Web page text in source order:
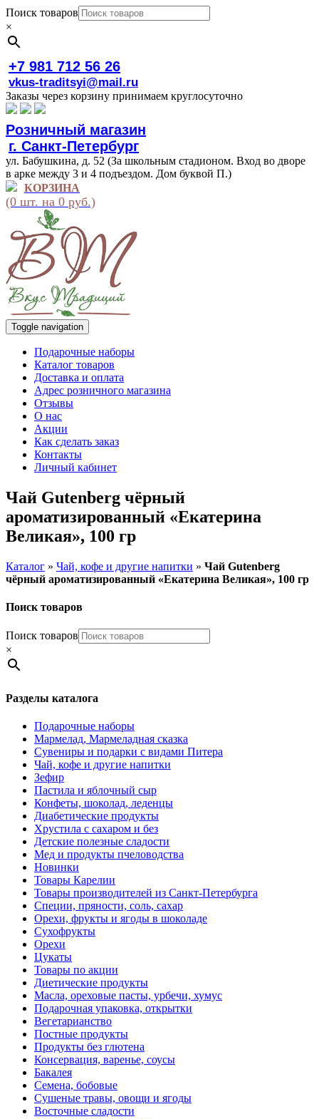
Поиск товаров
×
+7 981 712 56 26
vkus-traditsyi@mail.ru
Заказы через корзину принимаем круглосуточно
Розничный магазин
г. Санкт-Петербург
ул. Бабушкина, д. 52 (За школьным стадионом. Вход во дворе
в арке между 3 и 4 подъездом. Дом буквой П.)
КОРЗИНА
(0 шт. на 0 руб.)
Toggle navigation
Подарочные наборы
Каталог товаров
Доставка и оплата
Адрес розничного магазина
Отзывы
О нас
Акции
Как сделать заказ
Контакты
Личный кабинет
Чай Gutenberg чёрный
ароматизированный «Екатерина
Великая», 100 гр
Каталог » Чай, кофе и другие напитки » Чай Gutenberg
чёрный ароматизированный «Екатерина Великая», 100 гр
Поиск товаров
Поиск товаров
×
Разделы каталога
Подарочные наборы
Мармелад, Мармеладная сказка
Сувениры и подарки с видами Питера
Чай, кофе и другие напитки
Зефир
Пастила и яблочный сыр
Конфеты, шоколад, леденцы
Диабетические продукты
Хрустила с сахаром и без
Детские полезные сладости
Мед и продукты пчеловодства
Новинки
Товары Карелии
Товары производителей из Санкт-Петербурга
Специи, пряности, соль, сахар
Орехи, фрукты и ягоды в шоколаде
Сухофрукты
Орехи
Цукаты
Товары по акции
Диетические продукты
Масла, ореховые пасты, урбечи, хумус
Подарочная упаковка, открытки
Вегетарианство
Постные продукты
Продукты без глютена
Консервация, варенье, соусы
Бакалея
Семена, бобовые
Сушеные травы, овощи и ягоды
Восточные сладости